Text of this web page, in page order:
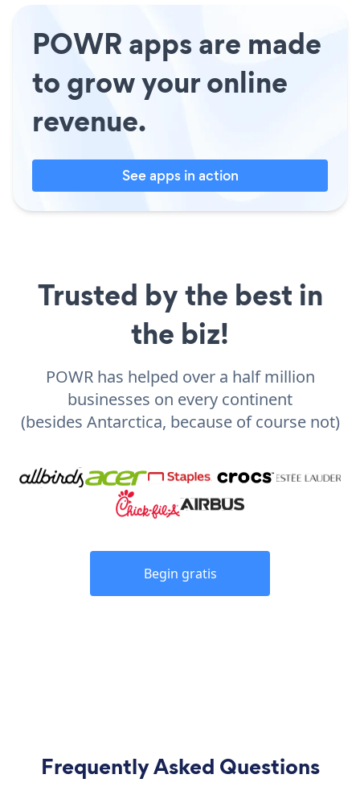
POWR apps are made
to grow your online
revenue.
See apps in action
Trusted by the best in
the biz!
POWR has helped over a half million
businesses on every continent
(besides Antarctica, because of course not)
Begin gratis
Frequently Asked Questions